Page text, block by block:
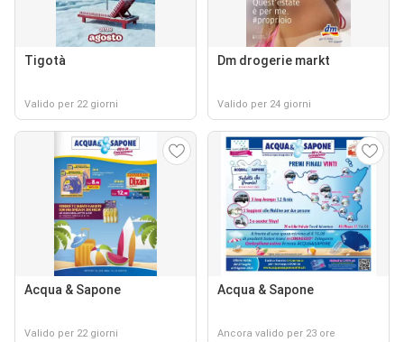
Tigotà
Valido per 22 giorni
Dm drogerie markt
Valido per 24 giorni
Acqua & Sapone
Valido per 22 giorni
Acqua & Sapone
Ancora valido per 23 ore